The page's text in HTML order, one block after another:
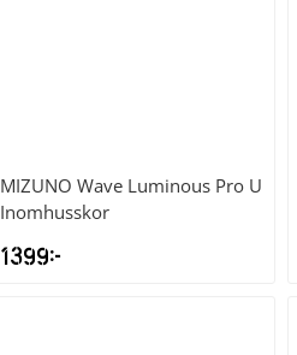
MIZUNO Wave Luminous Pro U
Inomhusskor
1399kr